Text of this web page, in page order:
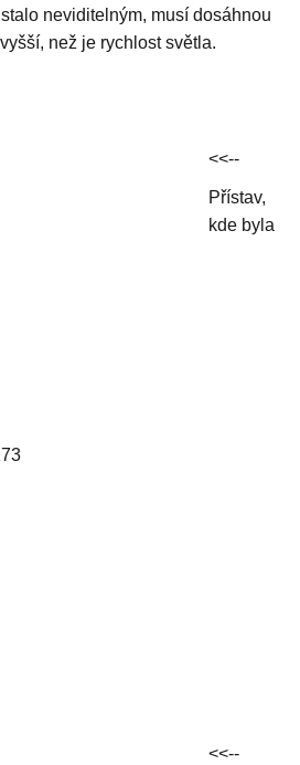
neviditelným, musí dosáhnou
než je rychlost světla.
<<--
Přístav,
kde byla
<<--